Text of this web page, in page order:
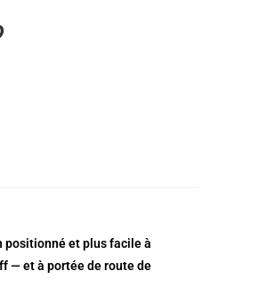
positionné et plus facile à
— et à portée de route de